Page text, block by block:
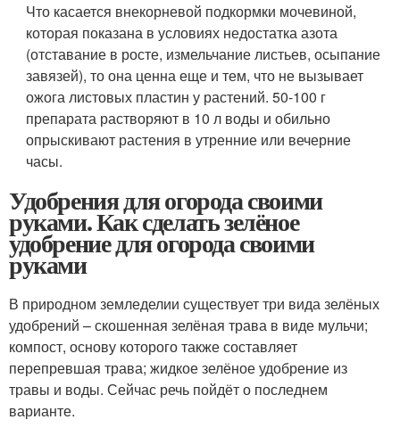
Что касается внекорневой подкормки мочевиной,
которая показана в условиях недостатка азота
(отставание в росте, измельчание листьев, осыпание
завязей), то она ценна еще и тем, что не вызывает
ожога листовых пластин у растений. 50-100 г
препарата растворяют в 10 л воды и обильно
опрыскивают растения в утренние или вечерние
часы.
Удобрения для огорода своими
руками. Как сделать зелёное
удобрение для огорода своими
руками
В природном земледелии существует три вида зелёных
удобрений – скошенная зелёная трава в виде мульчи;
компост, основу которого также составляет
перепревшая трава; жидкое зелёное удобрение из
травы и воды. Сейчас речь пойдёт о последнем
варианте.